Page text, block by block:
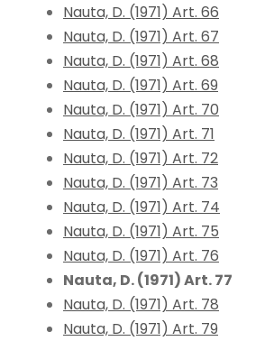
Nauta, D. (1971) Art. 66
Nauta, D. (1971) Art. 67
Nauta, D. (1971) Art. 68
Nauta, D. (1971) Art. 69
Nauta, D. (1971) Art. 70
Nauta, D. (1971) Art. 71
Nauta, D. (1971) Art. 72
Nauta, D. (1971) Art. 73
Nauta, D. (1971) Art. 74
Nauta, D. (1971) Art. 75
Nauta, D. (1971) Art. 76
Nauta, D. (1971) Art. 77
Nauta, D. (1971) Art. 78
Nauta, D. (1971) Art. 79